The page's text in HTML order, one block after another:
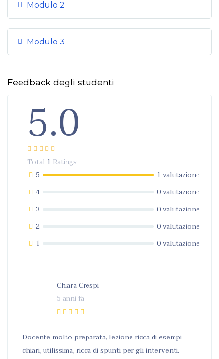
Modulo 2
Modulo 3
Feedback degli studenti
5.0
Total 1 Ratings
5
1 valutazione
4
0 valutazione
3
0 valutazione
2
0 valutazione
1
0 valutazione
Chiara Crespi
5 anni fa
Docente molto preparata, lezione ricca di esempi
chiari, utilissima, ricca di spunti per gli interventi.